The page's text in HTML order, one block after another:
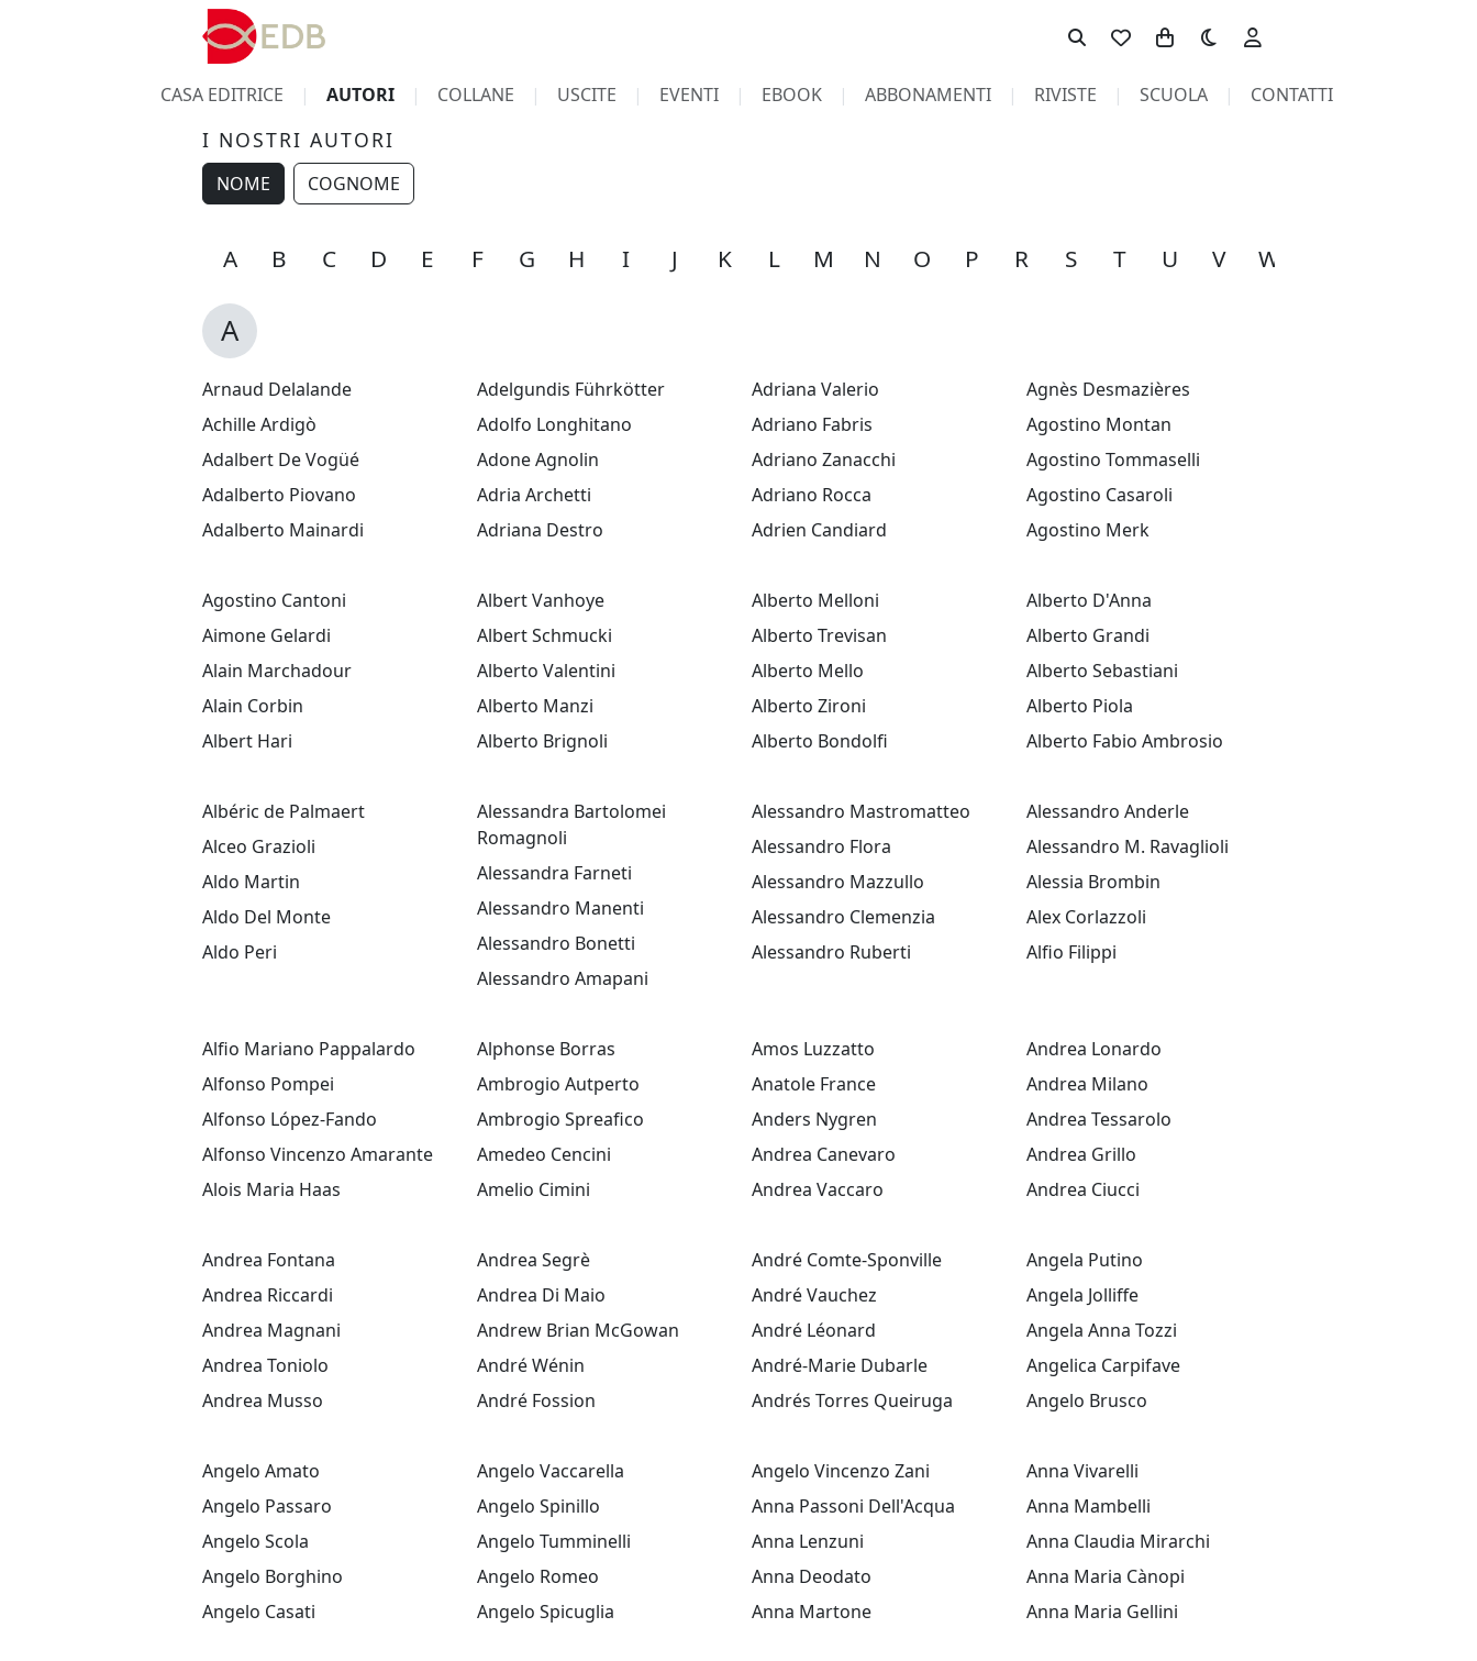
Toggle theme
CASA EDITRICE AUTORI COLLANE USCITE EVENTI EBOOK ABBONAMENTI RIVISTE SCUOLA CONTATTI
I NOSTRI AUTORI
NOME COGNOME
A B C D E F G H I J K L M N O P R S T U V W
A
Arnaud Delalande
Achille Ardigò
Adalbert De Vogüé
Adalberto Piovano
Adalberto Mainardi
Adelgundis Führkötter
Adolfo Longhitano
Adone Agnolin
Adria Archetti
Adriana Destro
Adriana Valerio
Adriano Fabris
Adriano Zanacchi
Adriano Rocca
Adrien Candiard
Agnès Desmazières
Agostino Montan
Agostino Tommaselli
Agostino Casaroli
Agostino Merk
Agostino Cantoni
Aimone Gelardi
Alain Marchadour
Alain Corbin
Albert Hari
Albert Vanhoye
Albert Schmucki
Alberto Valentini
Alberto Manzi
Alberto Brignoli
Alberto Melloni
Alberto Trevisan
Alberto Mello
Alberto Zironi
Alberto Bondolfi
Alberto D'Anna
Alberto Grandi
Alberto Sebastiani
Alberto Piola
Alberto Fabio Ambrosio
Albéric de Palmaert
Alceo Grazioli
Aldo Martin
Aldo Del Monte
Aldo Peri
Alessandra Bartolomei
Romagnoli
Alessandra Farneti
Alessandro Manenti
Alessandro Bonetti
Alessandro Amapani
Alessandro Mastromatteo
Alessandro Flora
Alessandro Mazzullo
Alessandro Clemenzia
Alessandro Ruberti
Alessandro Anderle
Alessandro M. Ravaglioli
Alessia Brombin
Alex Corlazzoli
Alfio Filippi
Alfio Mariano Pappalardo
Alfonso Pompei
Alfonso López-Fando
Alfonso Vincenzo Amarante
Alois Maria Haas
Alphonse Borras
Ambrogio Autperto
Ambrogio Spreafico
Amedeo Cencini
Amelio Cimini
Amos Luzzatto
Anatole France
Anders Nygren
Andrea Canevaro
Andrea Vaccaro
Andrea Lonardo
Andrea Milano
Andrea Tessarolo
Andrea Grillo
Andrea Ciucci
Andrea Fontana
Andrea Riccardi
Andrea Magnani
Andrea Toniolo
Andrea Musso
Andrea Segrè
Andrea Di Maio
Andrew Brian McGowan
André Wénin
André Fossion
André Comte-Sponville
André Vauchez
André Léonard
André-Marie Dubarle
Andrés Torres Queiruga
Angela Putino
Angela Jolliffe
Angela Anna Tozzi
Angelica Carpifave
Angelo Brusco
Angelo Amato
Angelo Passaro
Angelo Scola
Angelo Borghino
Angelo Casati
Angelo Vaccarella
Angelo Spinillo
Angelo Tumminelli
Angelo Romeo
Angelo Spicuglia
Angelo Vincenzo Zani
Anna Passoni Dell'Acqua
Anna Lenzuni
Anna Deodato
Anna Martone
Anna Vivarelli
Anna Mambelli
Anna Claudia Mirarchi
Anna Maria Cànopi
Anna Maria Gellini